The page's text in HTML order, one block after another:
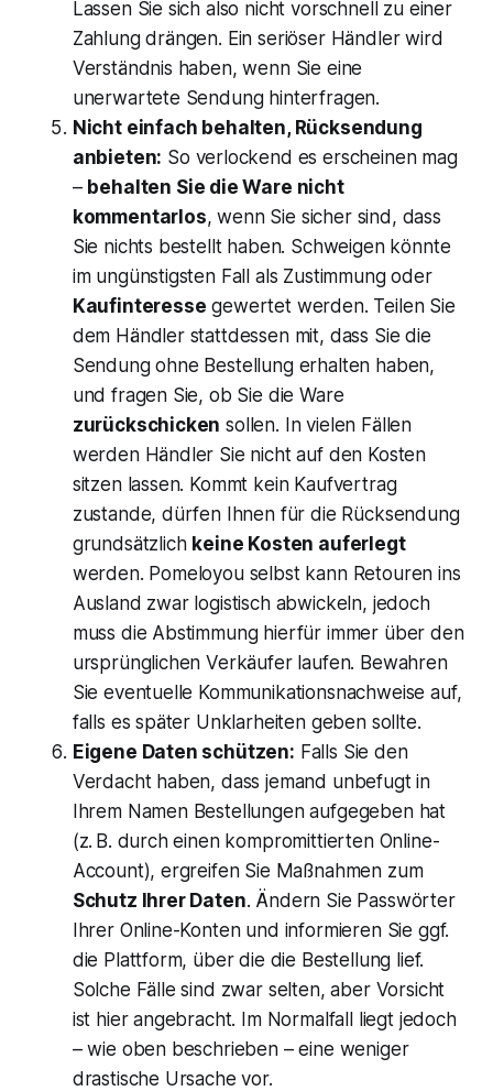
Lassen Sie sich also nicht vorschnell zu einer
Zahlung drängen. Ein seriöser Händler wird
Verständnis haben, wenn Sie eine
unerwartete Sendung hinterfragen.
Nicht einfach behalten, Rücksendung
anbieten: So verlockend es erscheinen mag
– behalten Sie die Ware nicht
kommentarlos, wenn Sie sicher sind, dass
Sie nichts bestellt haben. Schweigen könnte
im ungünstigsten Fall als Zustimmung oder
Kaufinteresse gewertet werden​. Teilen Sie
dem Händler stattdessen mit, dass Sie die
Sendung ohne Bestellung erhalten haben,
und fragen Sie, ob Sie die Ware
zurückschicken sollen​. In vielen Fällen
werden Händler Sie nicht auf den Kosten
sitzen lassen. Kommt kein Kaufvertrag
zustande, dürfen Ihnen für die Rücksendung
grundsätzlich keine Kosten auferlegt
werden​. Pomeloyou selbst kann Retouren ins
Ausland zwar logistisch abwickeln, jedoch
muss die Abstimmung hierfür immer über den
ursprünglichen Verkäufer laufen​. Bewahren
Sie eventuelle Kommunikationsnachweise auf,
falls es später Unklarheiten geben sollte.
Eigene Daten schützen: Falls Sie den
Verdacht haben, dass jemand unbefugt in
Ihrem Namen Bestellungen aufgegeben hat
(z. B. durch einen kompromittierten Online-
Account), ergreifen Sie Maßnahmen zum
Schutz Ihrer Daten. Ändern Sie Passwörter
Ihrer Online-Konten und informieren Sie ggf.
die Plattform, über die die Bestellung lief.
Solche Fälle sind zwar selten, aber Vorsicht
ist hier angebracht. Im Normalfall liegt jedoch
– wie oben beschrieben – eine weniger
drastische Ursache vor.